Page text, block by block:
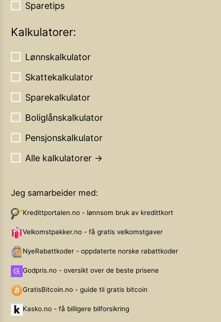
Sparetips
Kalkulatorer:
Lønnskalkulator
Skattekalkulator
Sparekalkulator
Boliglånskalkulator
Pensjonskalkulator
Alle kalkulatorer →
Jeg samarbeider med:
Kredittportalen.no - lønnsom bruk av kredittkort
Velkomstpakker.no - få gratis velkomstgaver
NyeRabattkoder - oppdaterte norske rabattkoder
Godpris.no - oversikt over de beste prisene
GratisBitcoin.no - guide til gratis bitcoin
Kasko.no - få billigere bilforsikring